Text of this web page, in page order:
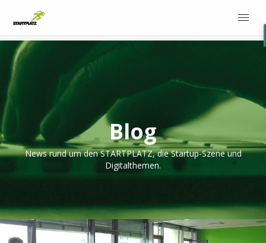
Blog
News rund um den STARTPLATZ, die Startup-Szene und
Digitalthemen.